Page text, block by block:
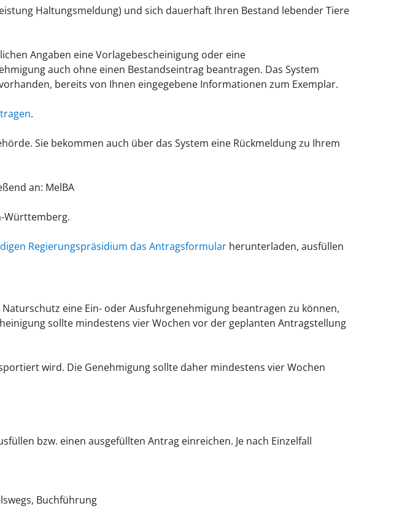
Haltungsmeldung) und sich dauerhaft Ihren Bestand lebender Tiere
Angaben eine Vorlagebescheinigung oder eine
auch ohne einen Bestandseintrag beantragen. Das System
bereits von Ihnen eingegebene Informationen zum Exemplar.
.
Sie bekommen auch über das System eine Rückmeldung zu Ihrem
an: MelBA
Württemberg.
Regierungspräsidium das Antragsformularherunterladen, ausfüllen
eine Ein- oder Ausfuhrgenehmigung beantragen zu können,
sollte mindestens vier Wochen vor der geplanten Antragstellung
wird. Die Genehmigung sollte daher mindestens vier Wochen
bzw. einen ausgefüllten Antrag einreichen. Je nach Einzelfall
Buchführung